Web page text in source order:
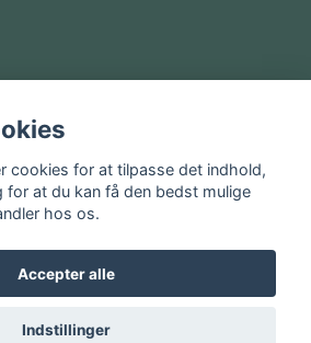
2026 Baby-love.dk
cookies for at tilpasse det indhold,
for at du kan få den bedst mulige
hos os.
Accepter alle
Indstillinger